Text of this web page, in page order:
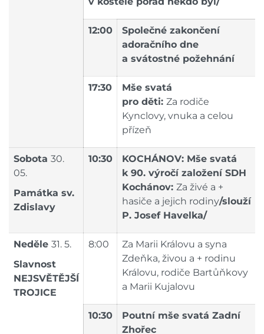
12:00
Společné zakončení
adoračního dne
a svátostné požehnání
17:30
Mše svatá
pro děti: Za rodiče
Kynclovy, vnuka a celou
přízeň
Sobota 30.
05.
Památka sv.
Zdislavy
10:30
KOCHÁNOV: Mše svatá
k 90. výročí založení SDH
Kochánov: Za živé a +
hasiče a jejich rodiny/slouží
P. Josef Havelka/
Neděle 31. 5.
Slavnost
NEJSVĚTĚJŠÍ
TROJICE
8:00
Za Marii Královu a syna
Zdeňka, živou a + rodinu
Královu, rodiče Bartůňkovy
a Marii Kujalovu
10:30
Poutní mše svatá Zadní
Zhořec